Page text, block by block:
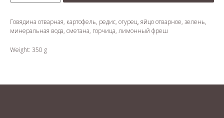
Говядина отварная, картофель, редис, огурец, яйцо отварное, зелень,
минеральная вода, сметана, горчица, лимонный фреш
Weight: 350 g